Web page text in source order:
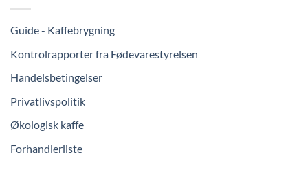
Guide - Kaffebrygning
Kontrolrapporter fra Fødevarestyrelsen
Handelsbetingelser
Privatlivspolitik
Økologisk kaffe
Forhandlerliste